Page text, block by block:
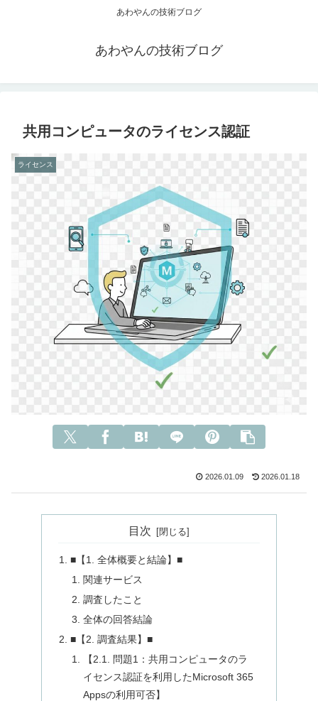
あわやんの技術ブログ
あわやんの技術ブログ
共用コンピュータのライセンス認証
ライセンス
2026.01.09 2026.01.18
目次
■【1. 全体概要と結論】■
関連サービス
調査したこと
全体の回答結論
■【2. 調査結果】■
【2.1. 問題1：共用コンピュータのラ
イセンス認証を利用したMicrosoft 365
Appsの利用可否】